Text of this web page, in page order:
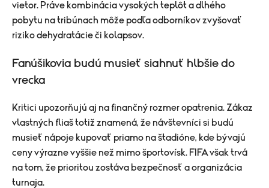
vietor. Práve kombinácia vysokých teplôt a dlhého
pobytu na tribúnach môže podľa odborníkov zvyšovať
riziko dehydratácie či kolapsov.
Fanúšikovia budú musieť siahnuť hlbšie do
vrecka
Kritici upozorňujú aj na finančný rozmer opatrenia. Zákaz
vlastných fliaš totiž znamená, že návštevníci si budú
musieť nápoje kupovať priamo na štadióne, kde bývajú
ceny výrazne vyššie než mimo športovísk. FIFA však trvá
na tom, že prioritou zostáva bezpečnosť a organizácia
turnaja.